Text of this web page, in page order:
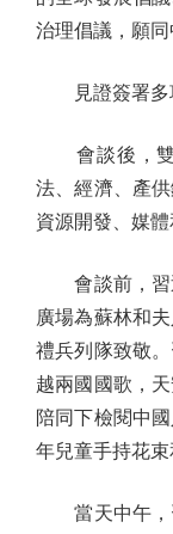
治理倡議，願同
見證簽署多
會談後，雙
法、經濟、產
資源開發、媒
會談前，習
廣場為蘇林和
禮兵列隊致敬
越兩國國歌，
陪同下檢閱中
年兒童手持花束
當天中午，